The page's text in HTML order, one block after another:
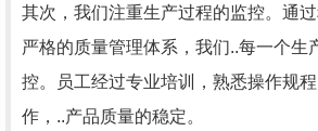
其次，我们注重生产过程的监控。通
严格的质量管理体系，我们..每一个生
控。员工经过专业培训，熟悉操作规
作，..产品质量的稳定。